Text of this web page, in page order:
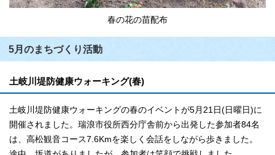
春の花の苗配布
5月のまちづくり活動
土岐川堤防健康ウォーキング(春)
土岐川堤防健康ウォーキングの春のイベントが5月21日(日曜日)に
開催されました。瑞浪市役所西分庁舎前から出発した参加者84名
は、高松観音コース7.6Kmを楽しく会話をしながら歩きました。